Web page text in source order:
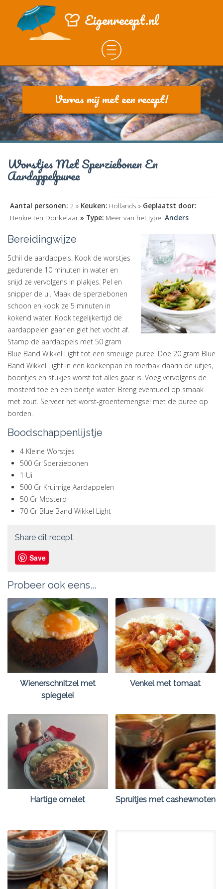
Eigenrecept.nl
Verras mij met een recept!
Worstjes Met Sperziebonen En
Aardappelpuree
Aantal personen: 2 » Keuken: Hollands » Geplaatst door:
Henkie ten Donkelaar » Type: Meer van het type: Anders
Bereidingwijze
Schil de aardappels. Kook de worstjes
gedurende 10 minuten in water en
snijd ze vervolgens in plakjes. Pel en
snipper de ui. Maak de sperziebonen
schoon en kook ze 5 minuten in
kokend water. Kook tegelijkertijd de
aardappelen gaar en giet het vocht af.
Stamp de aardappels met 50 gram
Blue Band Wikkel Light tot een smeuïge puree. Doe 20 gram Blue
Band Wikkel Light in een koekenpan en roerbak daarin de uitjes,
boontjes en stukjes worst tot alles gaar is. Voeg vervolgens de
mosterd toe en een beetje water. Breng eventueel op smaak
met zout. Serveer het worst-groentemengsel met de puree op
borden.
Boodschappenlijstje
4 Kleine Worstjes
500 Gr Sperziebonen
1 Ui
500 Gr Kruimige Aardappelen
50 Gr Mosterd
70 Gr Blue Band Wikkel Light
Share dit recept
Save
Probeer ook eens...
Wienerschnitzel met
spiegelei
Venkel met tomaat
Hartige omelet Spruitjes met cashewnoten